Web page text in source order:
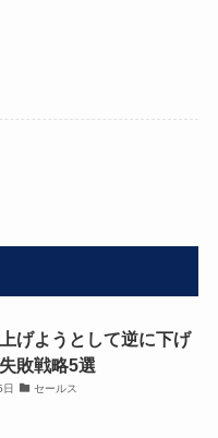
げようとして逆に下げ
敗戦略5選
セールス